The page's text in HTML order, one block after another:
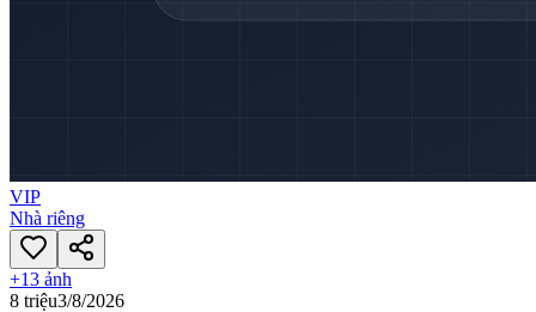
VIP
Nhà riêng
+13 ảnh
8 triệu3/8/2026